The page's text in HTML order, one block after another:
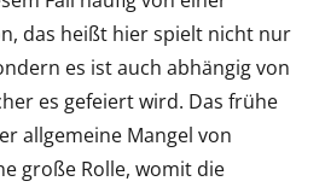
das heißt hier spielt nicht nur
es ist auch abhängig von
es gefeiert wird. Das frühe
allgemeine Mangel von
große Rolle, womit die